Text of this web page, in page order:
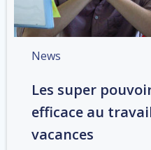
News
Les super
efficace au
vacances